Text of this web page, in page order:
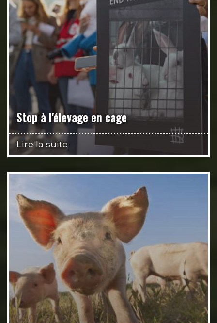
Stop à l'élevage en cage
Lire la suite